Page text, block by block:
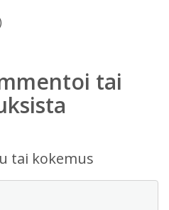
tai
tai kokemus